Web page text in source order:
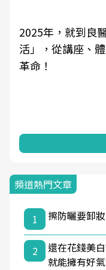
2025年，就到良
活」，從講座、
革命！
頻道熱門文章
1 擦防曬要卸
2
還在花錢美
就能擁有好氣